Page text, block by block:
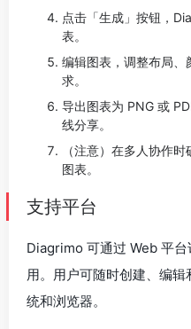
点击「生成」按钮，
表。
编辑图表，调整布局、
求。
导出图表为 PNG 或
线分享。
（注意）在多人协作
图表。
支持平台
Diagrimo 可通过 Web 平
用。用户可随时创建、编
统和浏览器。